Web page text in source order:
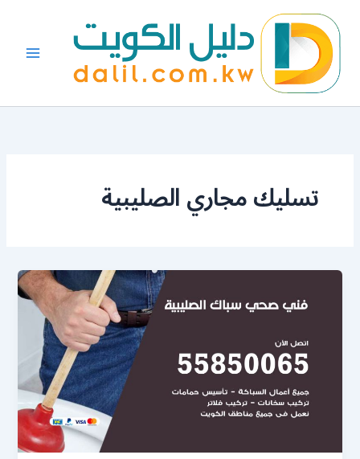
المحتوى
تسليك مجاري الصليبية